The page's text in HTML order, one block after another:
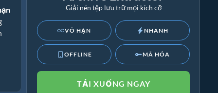
Giải nén tệp lưu trữ mọi kích cỡ
VÔ HẠN NHANH
OFFLINE MÃ HÓA
TẢI XUỐNG NGAY